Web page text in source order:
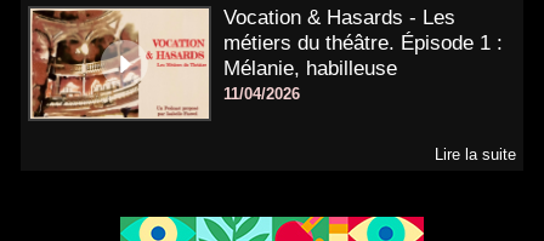
Vocation & Hasards - Les
métiers du théâtre. Épisode 1 :
Mélanie, habilleuse
11/04/2026
Lire la suite